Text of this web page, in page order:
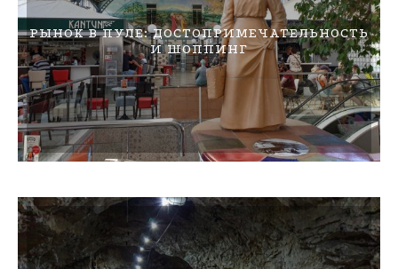
РЫНОК В ПУЛЕ: ДОСТОПРИМЕЧАТЕЛЬНОСТЬ
И ШОППИНГ